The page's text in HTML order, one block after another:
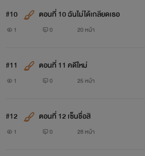
#10 ตอนที่ 10 ฉันไม่ได้เกลียดเธอ
1 0 20 หน้า
#11 ตอนที่ 11 คดีใหม่
1 0 25 หน้า
#12 ตอนที่ 12 เซ็นชื่อสิ
1 0 28 หน้า